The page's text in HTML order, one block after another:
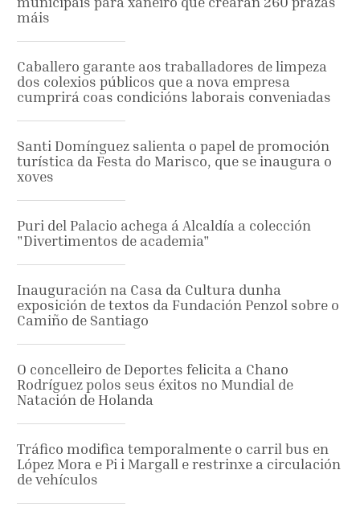
máis
Caballero garante aos traballadores de limpeza
dos colexios públicos que a nova empresa
cumprirá coas condicións laborais conveniadas
Santi Domínguez salienta o papel de promoción
turística da Festa do Marisco, que se inaugura o
xoves
Puri del Palacio achega á Alcaldía a colección
"Divertimentos de academia"
Inauguración na Casa da Cultura dunha
exposición de textos da Fundación Penzol sobre o
Camiño de Santiago
O concelleiro de Deportes felicita a Chano
Rodríguez polos seus éxitos no Mundial de
Natación de Holanda
Tráfico modifica temporalmente o carril bus en
López Mora e Pi i Margall e restrinxe a circulación
de vehículos